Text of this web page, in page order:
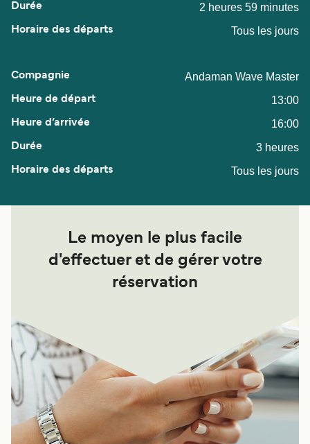
2 heures 59 minutes
Tous les jours
Andaman Wave Master
13:00
16:00
3 heures
Tous les jours
Le moyen le plus facile
d'effectuer et de gérer votre
réservation